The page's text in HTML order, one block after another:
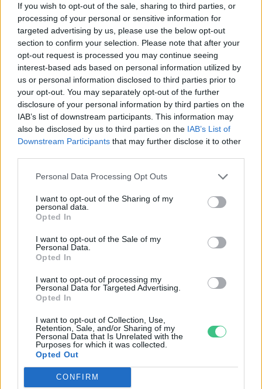
If you wish to opt-out of the sale, sharing to third parties, or
processing of your personal or sensitive information for
targeted advertising by us, please use the below opt-out
section to confirm your selection. Please note that after your
opt-out request is processed you may continue seeing
interest-based ads based on personal information utilized by
us or personal information disclosed to third parties prior to
your opt-out. You may separately opt-out of the further
disclosure of your personal information by third parties on the
IAB’s list of downstream participants. This information may
also be disclosed by us to third parties on the IAB’s List of
Downstream Participants that may further disclose it to other
Personal Data Processing Opt Outs
I want to opt-out of the Sharing of my
personal data.
Opted In
I want to opt-out of the Sale of my
Personal Data.
Opted In
I want to opt-out of processing my
Personal Data for Targeted Advertising.
Opted In
I want to opt-out of Collection, Use,
Retention, Sale, and/or Sharing of my
Personal Data that Is Unrelated with the
Purposes for which it was collected.
Opted Out
CONFIRM
hétvégén a közönséget a 160 éves
Fővárosi Állatkert
ÉLŐ BOLYGÓNK
Szedd magad őszibarack: itt vannak
a legjobb lelőhelyek!
SZEMLE
Négy éven belül valósággá válhatnak az
elektromos repülőjáratok Európában
KÖZLEKEDÉS
Történelmi aszály sújtja Nagy-
Britanniát is